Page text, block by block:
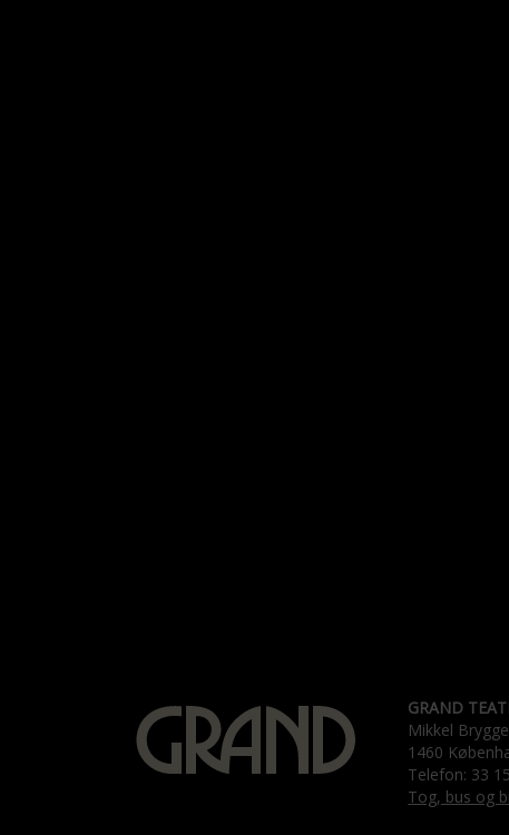
GRAND
Mikkel
1460
Telefon: 33
Tog, bus og